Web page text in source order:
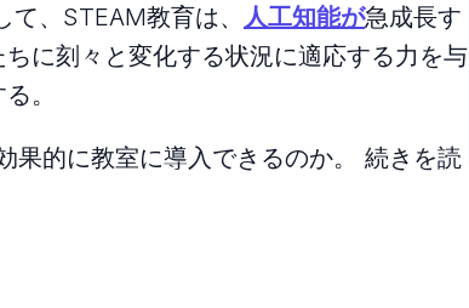
、STEAM教育は、
人工知能が急成長す
に刻々と変化する状況に適応する力を与
。
果的に教室に導入できるのか。 続きを読